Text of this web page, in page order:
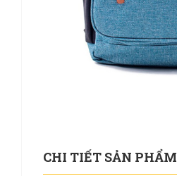
CHI TIẾT SẢN PHẨM